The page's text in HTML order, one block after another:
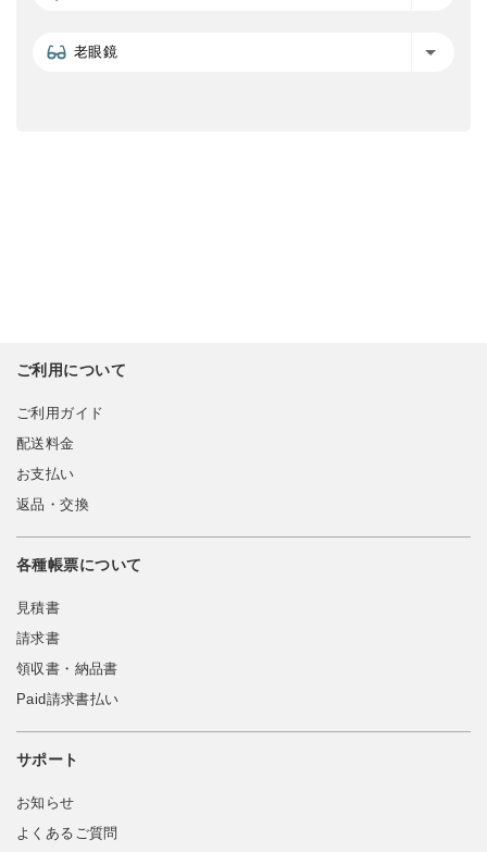
老眼鏡
ご利用について
ご利用ガイド
配送料金
お支払い
返品・交換
各種帳票について
見積書
請求書
領収書・納品書
Paid請求書払い
サポート
お知らせ
よくあるご質問